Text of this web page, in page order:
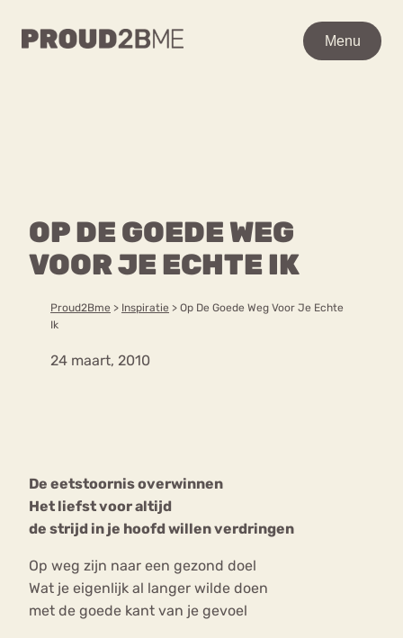
Menu
OP DE GOEDE WEG
VOOR JE ECHTE IK
Proud2Bme > Inspiratie > Op De Goede Weg Voor Je Echte
Ik
24 maart, 2010
De eetstoornis overwinnen
Het liefst voor altijd
de strijd in je hoofd willen verdringen
Op weg zijn naar een gezond doel
Wat je eigenlijk al langer wilde doen
met de goede kant van je gevoel
Menu
Content
Over ons
Forum
WAAR BEN JE NAAR OP
Over proud2bme
Contact
Vacatures
Privacyverklaring
mia
Nerv
osa
Eetstoornis
Eetbuien Piekeren Sport
Orthorexia
Afvallen Angst